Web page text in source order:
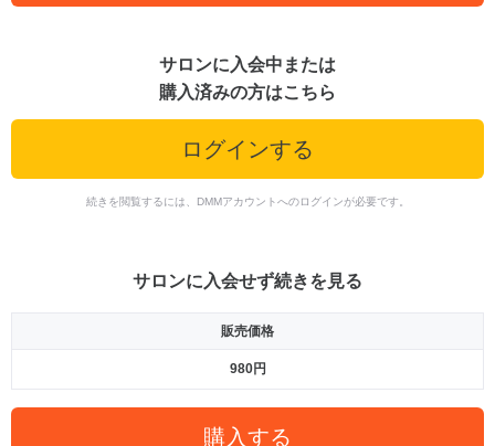
サロンに入会中または
購入済みの方はこちら
ログインする
続きを閲覧するには、DMMアカウントへのログインが必要です。
サロンに入会せず続きを見る
販売価格
980円
購入する